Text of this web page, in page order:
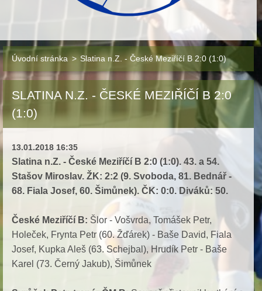
Úvodní stránka > Slatina n.Z. - České Meziříčí B 2:0 (1:0)
SLATINA N.Z. - ČESKÉ MEZIŘÍČÍ B 2:0
(1:0)
13.01.2018 16:35
Slatina n.Z. - České Meziříčí B 2:0 (1:0). 43. a 54.
Stašov Miroslav. ŽK: 2:2 (9. Svoboda, 81. Bednář -
68. Fiala Josef, 60. Šimůnek). ČK: 0:0. Diváků: 50.
České Meziříčí B: Šlor - Vošvrda, Tomášek Petr,
Holeček, Frynta Petr (60. Žďárek) - Baše David, Fiala
Josef, Kupka Aleš (63. Schejbal), Hrudík Petr - Baše
Karel (73. Černý Jakub), Šimůnek